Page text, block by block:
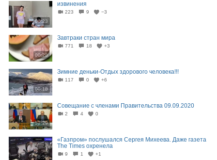
00:23
извинения
223 9 −3
00:28
Завтраки стран мира
771 18 +3
00:18
Зимние деньки-Отдых здорового человека!!!
117 0 +6
52:29
Совещание с членами Правительства 09.09.2020
2 4 0
38:56
«Газпром» послушался Сергея Михеева. Даже газета
The Times охренела
9 1 +1